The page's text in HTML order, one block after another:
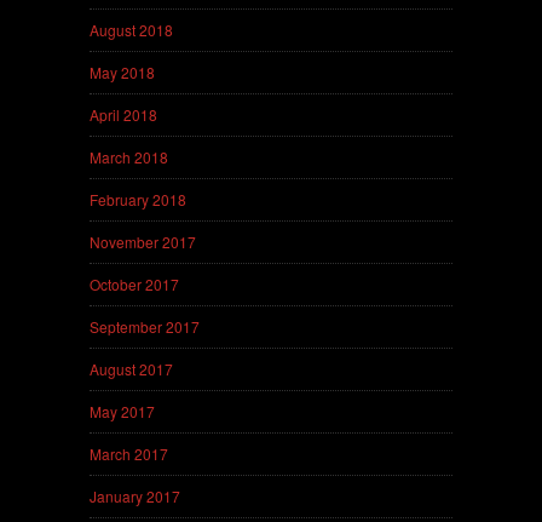
August 2018
May 2018
April 2018
March 2018
February 2018
November 2017
October 2017
September 2017
August 2017
May 2017
March 2017
January 2017